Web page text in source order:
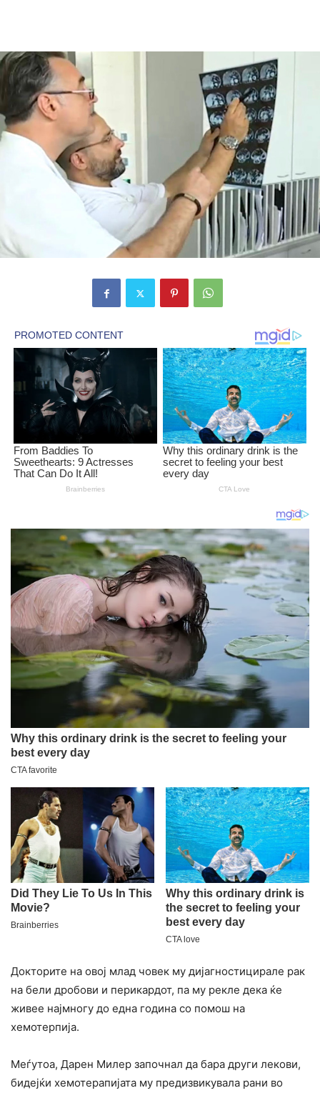
Докторите на овој млад човек му дијагностицирале рак
на бели дробови и перикардот, па му рекле дека ќе
живее најмногу до една година со помош на
хемотерпија.
Меѓутоа, Дарен Милер започнал да бара други лекови,
бидејќи хемотерапијата му предизвикувала рани во